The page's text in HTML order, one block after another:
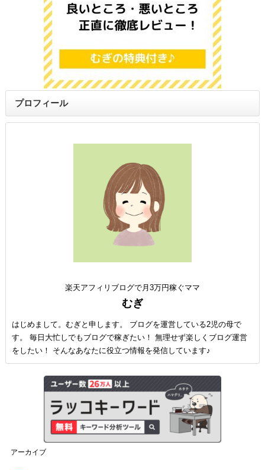
プロフィール
楽天アフィリブログで月3万円稼ぐママ
むぎ
はじめまして。むぎと申します。 ブログを運営している2児の母で
す。 毎日大忙しでもブログで稼ぎたい！ 無理せず楽しくブログ運営
をしたい！ そんなあなたに役立つ情報を発信しています♪
アーカイブ